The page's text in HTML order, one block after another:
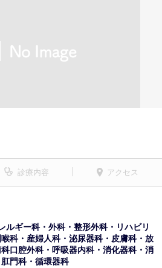
診療内容 アクセス
ルギー科・外科・整形外科・リハビリ
科・産婦人科・泌尿器科・皮膚科・放
口腔外科・呼吸器内科・消化器科・消
門科・循環器科